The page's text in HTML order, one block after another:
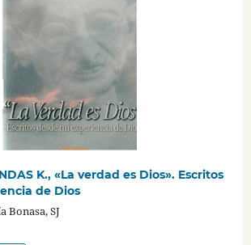
K., «La verdad es Dios». Escritos
de Dios
Bonasa, SJ